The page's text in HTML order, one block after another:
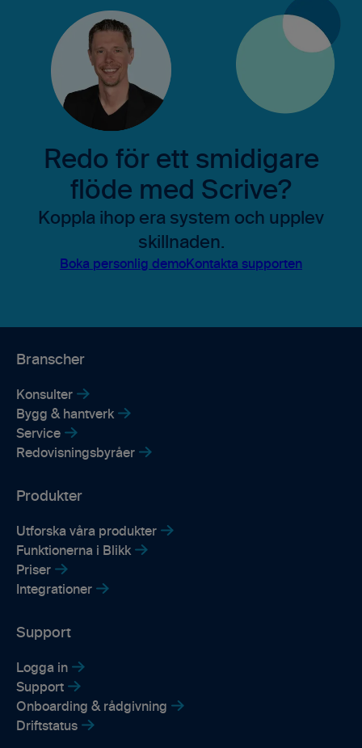
Redo för ett smidigare
flöde med Scrive?
Koppla ihop era system och upplev
skillnaden.
Boka personlig demoKontakta supporten
Branscher
Konsulter
Bygg & hantverk
Service
Redovisningsbyråer
Produkter
Utforska våra produkter
Funktionerna i Blikk
Priser
Integrationer
Support
Logga in
Support
Onboarding & rådgivning
Driftstatus